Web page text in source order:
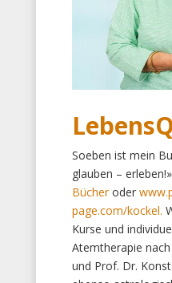
Soeben ist mein
glauben –
Bücheroder
page.com/kockel.
Kurse und
Atemtherapie
und Prof. Dr.